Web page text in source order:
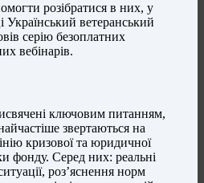
розібратися в них, у
Український ветеранський
серію безоплатних
вебінарів.
ключовим питанням,
звертаються на
кризової та юридичної
фонду. Серед них: реальні
роз’яснення норм